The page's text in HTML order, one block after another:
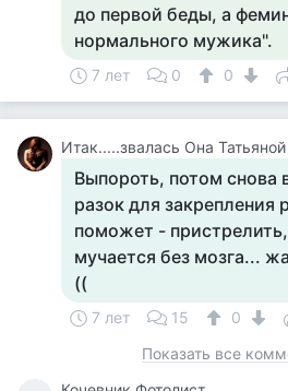
до первой беды, а
нормального мужика".
7 лет 0 0
Итак.....звалась Она Татьяной
Выпороть, потом снова
разок для закрепления
поможет -
мучается без мозга...
((
7 лет 15
0
Показать все